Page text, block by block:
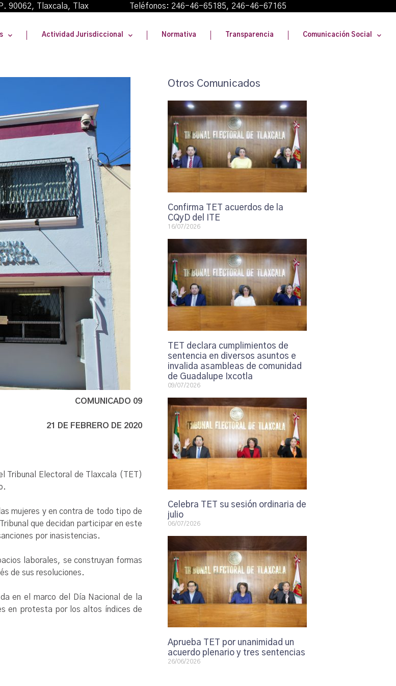
C.P. 90062, Tlaxcala, Tlax Teléfonos: 246-46-65185, 246-46-67165
Actividad Jurisdiccional Normativa Transparencia Comunicación Social
COMUNICADO 09
21 DE FEBRERO DE 2020
Tribunal Electoral de Tlaxcala (TET)
mujeres y en contra de todo tipo de
que decidan participar en este
por inasistencias.
laborales, se construyan formas
de sus resoluciones.
en el marco del Día Nacional de la
en protesta por los altos índices de
Otros Comunicados
Confirma TET acuerdos de la
CQyD del ITE
16/07/2026
TET declara cumplimientos de
sentencia en diversos asuntos e
invalida asambleas de comunidad
de Guadalupe Ixcotla
09/07/2026
Celebra TET su sesión ordinaria de
julio
06/07/2026
Aprueba TET por unanimidad un
acuerdo plenario y tres sentencias
26/06/2026